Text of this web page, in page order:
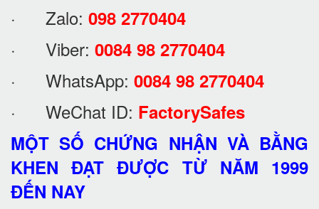
· Zalo: 098 2770404
· Viber: 0084 98 2770404
· WhatsApp: 0084 98 2770404
· WeChat ID: FactorySafes
MỘT SỐ CHỨNG NHẬN VÀ BẰNG
KHEN ĐẠT ĐƯỢC TỪ NĂM 1999
ĐẾN NAY